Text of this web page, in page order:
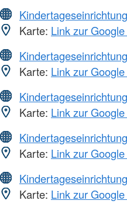
Kindertageseinrichtung
Karte: Link zur
Kindertageseinrichtung
Karte: Link zur
Kindertageseinrichtung
Karte: Link zur
Kindertageseinrichtung
Karte: Link zur
Kindertageseinrichtung
Karte: Link zur